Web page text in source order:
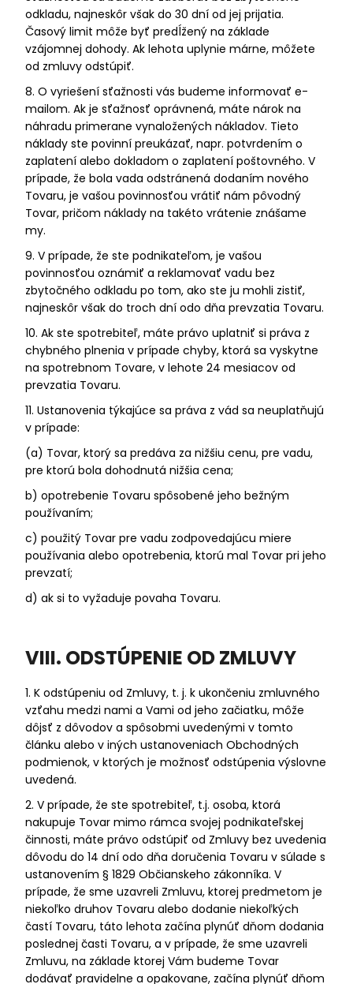
odkladu, najneskôr však do 30 dní od jej prijatia.
Časový limit môže byť predĺžený na základe
vzájomnej dohody. Ak lehota uplynie márne, môžete
od zmluvy odstúpiť.
8. O vyriešení sťažnosti vás budeme informovať e-
mailom. Ak je sťažnosť oprávnená, máte nárok na
náhradu primerane vynaložených nákladov. Tieto
náklady ste povinní preukázať, napr. potvrdením o
zaplatení alebo dokladom o zaplatení poštovného. V
prípade, že bola vada odstránená dodaním nového
Tovaru, je vašou povinnosťou vrátiť nám pôvodný
Tovar, pričom náklady na takéto vrátenie znášame
my.
9. V prípade, že ste podnikateľom, je vašou
povinnosťou oznámiť a reklamovať vadu bez
zbytočného odkladu po tom, ako ste ju mohli zistiť,
najneskôr však do troch dní odo dňa prevzatia Tovaru.
10. Ak ste spotrebiteľ, máte právo uplatniť si práva z
chybného plnenia v prípade chyby, ktorá sa vyskytne
na spotrebnom Tovare, v lehote 24 mesiacov od
prevzatia Tovaru.
11. Ustanovenia týkajúce sa práva z vád sa neuplatňujú
v prípade:
(a) Tovar, ktorý sa predáva za nižšiu cenu, pre vadu,
pre ktorú bola dohodnutá nižšia cena;
b) opotrebenie Tovaru spôsobené jeho bežným
používaním;
c) použitý Tovar pre vadu zodpovedajúcu miere
používania alebo opotrebenia, ktorú mal Tovar pri jeho
prevzatí;
d) ak si to vyžaduje povaha Tovaru.
VIII. ODSTÚPENIE OD ZMLUVY
1. K odstúpeniu od Zmluvy, t. j. k ukončeniu zmluvného
vzťahu medzi nami a Vami od jeho začiatku, môže
dôjsť z dôvodov a spôsobmi uvedenými v tomto
článku alebo v iných ustanoveniach Obchodných
podmienok, v ktorých je možnosť odstúpenia výslovne
uvedená.
2. V prípade, že ste spotrebiteľ, t.j. osoba, ktorá
nakupuje Tovar mimo rámca svojej podnikateľskej
činnosti, máte právo odstúpiť od Zmluvy bez uvedenia
dôvodu do 14 dní odo dňa doručenia Tovaru v súlade s
ustanovením § 1829 Občianskeho zákonníka. V
prípade, že sme uzavreli Zmluvu, ktorej predmetom je
niekoľko druhov Tovaru alebo dodanie niekoľkých
častí Tovaru, táto lehota začína plynúť dňom dodania
poslednej časti Tovaru, a v prípade, že sme uzavreli
Zmluvu, na základe ktorej Vám budeme Tovar
dodávať pravidelne a opakovane, začína plynúť dňom